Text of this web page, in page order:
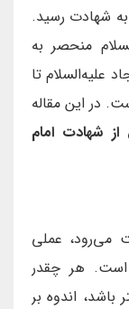
به شهادت رسید.
منحصر به
علیه‌السلام تا
در این مقاله
شهادت امام
می‌رود، عملی
است. هر چقدر
اندوه بر